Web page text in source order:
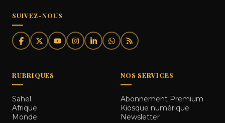
SUIVEZ-NOUS
RUBRIQUES
Sahel
Afrique
Monde
NOS SERVICES
Abonnement Premium
Kiosque numérique
Newsletter